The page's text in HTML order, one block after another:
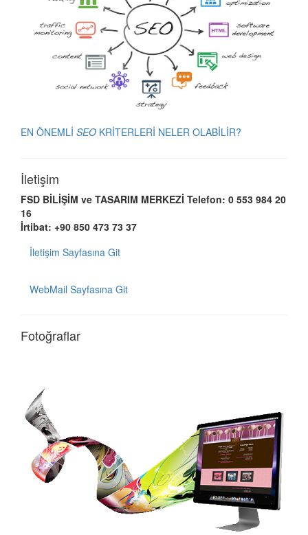
EN ÖNEMLİ SEO KRİTERLERİ NELER OLABİLİR?
İletişim
FSD BİLİŞİM ve TASARIM MERKEZİ Telefon: 0 553 984 20
16
İrtibat: +90 850 473 73 37
İletişim Sayfasına Git
WebMail Sayfasına Git
Fotoğraflar